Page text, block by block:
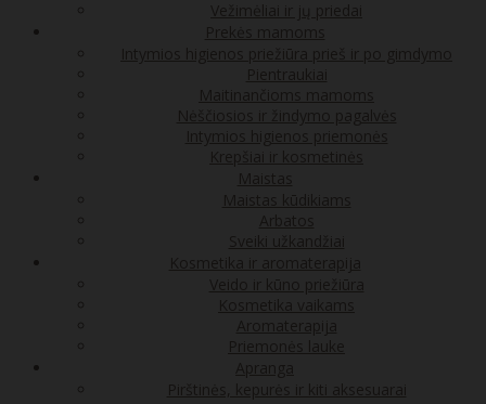
Vežimėliai ir jų priedai
Prekės mamoms
Intymios higienos priežiūra prieš ir po gimdymo
Pientraukiai
Maitinančioms mamoms
Nėščiosios ir žindymo pagalvės
Intymios higienos priemonės
Krepšiai ir kosmetinės
Maistas
Maistas kūdikiams
Arbatos
Sveiki užkandžiai
Kosmetika ir aromaterapija
Veido ir kūno priežiūra
Kosmetika vaikams
Aromaterapija
Priemonės lauke
Apranga
Pirštinės, kepurės ir kiti aksesuarai